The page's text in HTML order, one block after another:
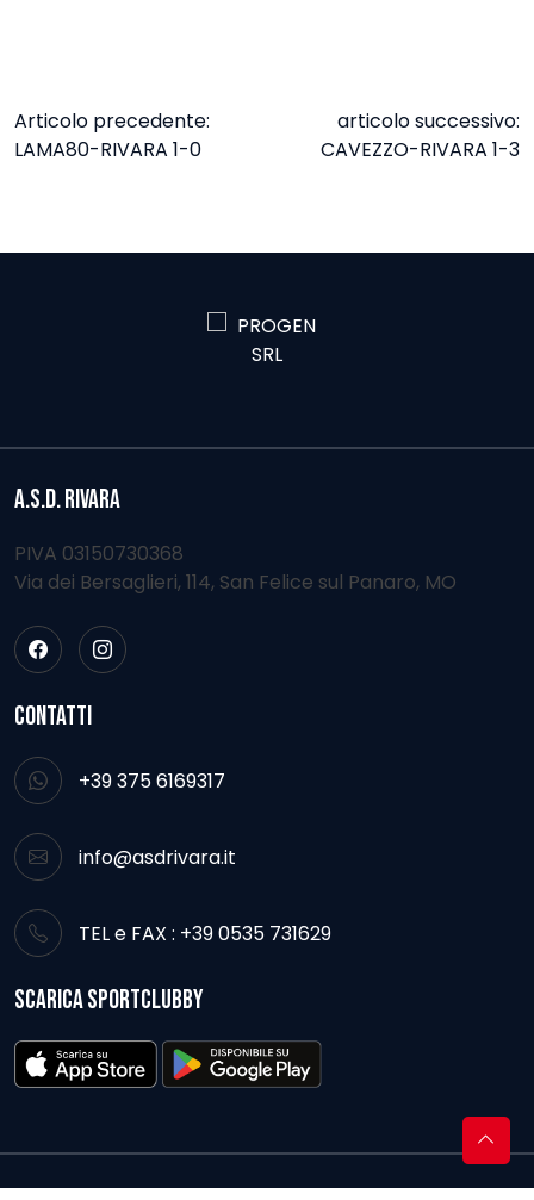
NAVIGAZIONE
Articolo precedente:
LAMA80-RIVARA 1-0
articolo successivo:
CAVEZZO-RIVARA 1-3
A.S.D. RIVARA
PIVA 03150730368
Via dei Bersaglieri, 114, San Felice sul Panaro, MO
CONTATTI
+39 375 6169317
info@asdrivara.it
TEL e FAX : +39 0535 731629
SCARICA SPORTCLUBBY